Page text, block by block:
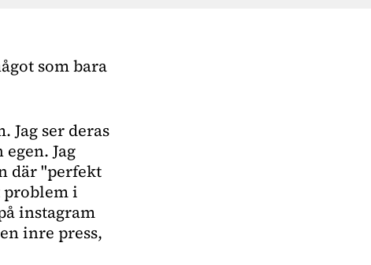
som bara
Jag ser deras
Jag
där "perfekt
i
instagram
inre press,